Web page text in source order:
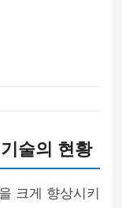
술의 현황
크게 향상시키